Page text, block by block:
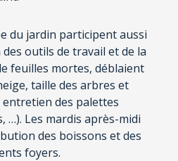
du jardin participent aussi
outils de travail et de la
feuilles mortes, déblaient
taille des arbres et
des palettes
…). Les mardis après-midi
des boissons et des
foyers.